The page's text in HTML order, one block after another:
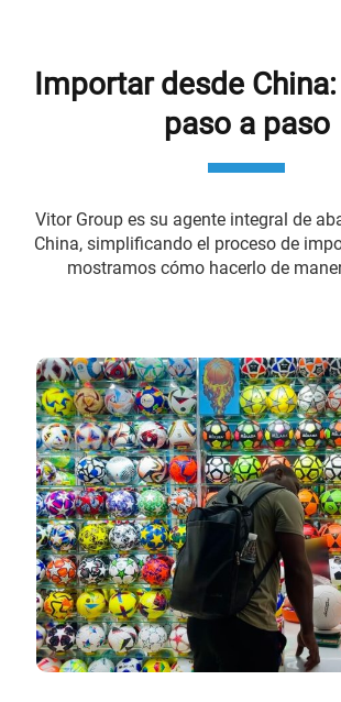
Importar desde
paso a paso
Vitor Group es su agente integral de
China, simplificando el proceso de
mostramos cómo hacerlo de